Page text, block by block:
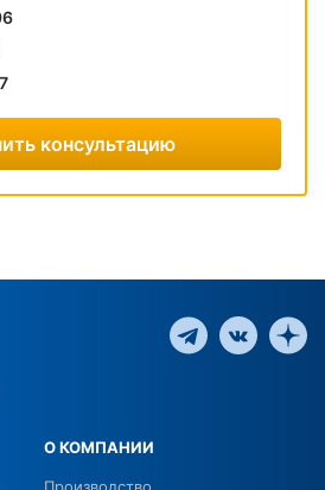
консультацию
О КОМПАНИИ